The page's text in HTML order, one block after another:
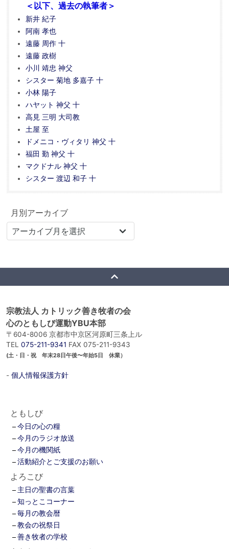
＜以下、過去の執筆者＞
新井 紀子
阿南 孝也
遠藤 周作 十
遠藤 政樹
小川 靖忠 神父
シスター 菊地 多嘉子 十
小林 陽子
ハヤット 神父 十
高見 三明 大司教
土屋 至
ドメニコ・ヴィタリ 神父 十
福田 勤 神父 十
マクドナル 神父 十
シスター 渡辺 和子 十
月別アーカイブ
宗教法人 カトリック善き牧者の会
心のともしび運動YBU本部
〒604-8006 京都市中京区河原町三条上ル
TEL 075-211-9341 FAX 075-211-9343
(土・日・祝 年末28日午後〜年始5日 休業）
- 個人情報保護方針
ともしび
今日の心の糧
今月のラジオ放送
今月の機関紙
活動紹介とご支援のお願い
よろこび
主日の聖書の言葉
知っとこコーナー
毎月の教会暦
教会の祝祭日
善き牧者の学校